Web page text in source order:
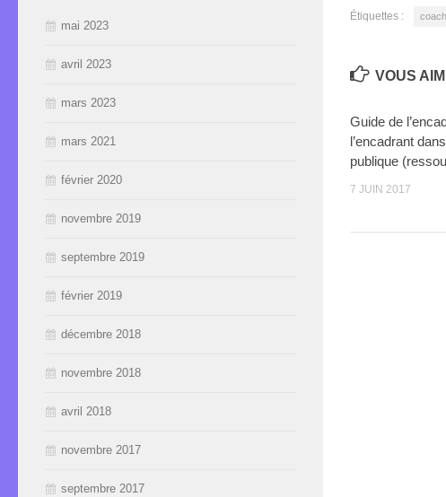
ami(ouvre
dans
Étiquettes :
VOUS
Guide de
l’encadrant
publique
7 JUIN 2017
mai 2023
avril 2023
mars 2023
mars 2021
février 2020
novembre 2019
septembre 2019
février 2019
décembre 2018
novembre 2018
avril 2018
novembre 2017
septembre 2017